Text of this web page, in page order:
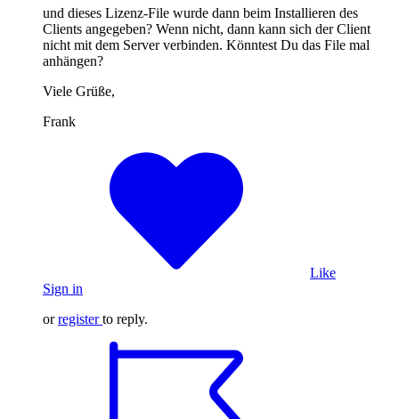
und dieses Lizenz-File wurde dann beim Installieren des
Clients angegeben? Wenn nicht, dann kann sich der Client
nicht mit dem Server verbinden. Könntest Du das File mal
anhängen?
Viele Grüße,
Frank
Like
Sign in
orregister to reply.